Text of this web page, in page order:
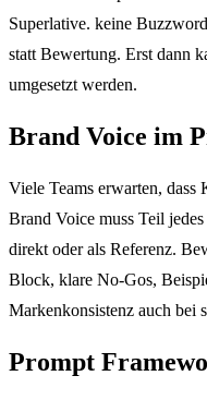
Superlative. keine
statt Bewertung. Erst dann
umgesetzt werden.
Brand Voice im
Viele Teams erwarten,
Brand Voice muss Teil
direkt oder als Referenz.
Block, klare No-Gos,
Markenkonsistenz auch bei
Prompt